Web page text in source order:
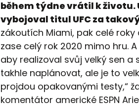
během týdne vrátil k životu.
vybojoval titul UFC za
zákoutích Miami, pak celé
zase celý rok 2020 mimo hru.
aby realizoval svůj velký sen a
takhle naplánovat, ale je to
projdou opakovanými testy,“
komentátor americké ESPN